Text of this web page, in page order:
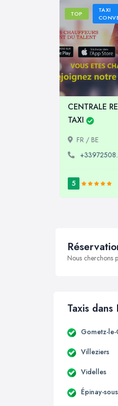
TOP
TAXI
CENTRALE
TAXI
FR / BE
5
Nous cherchons
Taxis dans
Gometz-le-
Villeziers
Videlles
Épinay-